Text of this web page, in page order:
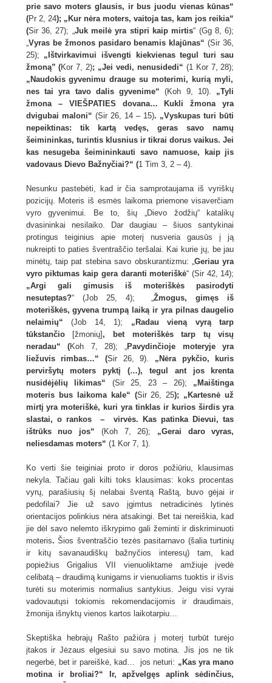
prie savo moters glausis, ir bus juodu vienas kūnas“
(Pr 2, 24); „Kur nėra moters, vaitoja tas, kam jos reikia“
(Sir 36, 27); „Juk meilė yra stipri kaip mirtis“ (Gg 8, 6);
„Vyras be žmonos pasidaro benamis klajūnas“ (Sir 36,
25); „Ištvirkavimui išvengti kiekvienas tegul turi sau
žmoną” (Kor 7, 2); „Jei vedi, nenusidedi“ (1 Kor 7, 28);
„Naudokis gyvenimu drauge su moterimi, kurią myli,
nes tai yra tavo dalis gyvenime“(Koh 9, 10). „Tyli
žmona – VIEŠPATIES dovana… Kukli žmona yra
dvigubai maloni“ (Sir 26, 14 – 15). „Vyskupas turi būti
nepeiktinas: tik kartą vedęs, geras savo namų
šeimininkas, turintis klusnius ir tikrai dorus vaikus. Jei
kas nesugeba šeimininkauti savo namuose, kaip jis
vadovaus Dievo Bažnyčiai?“ (1 Tim 3, 2 – 4).
Nesunku pastebėti, kad ir čia samprotaujama iš vyriškų
pozicijų. Moteris iš esmės laikoma priemone visaverčiam
vyro gyvenimui. Be to, šių „Dievo žodžių“ katalikų
dvasininkai nesilaiko. Dar daugiau – šiuos santykinai
protingus teiginius apie moterį nusveria gausūs į ją
nukreipti to paties šventraščio teršalai. Kai kurie jų, be jau
minėtų, taip pat stebina savo obskurantizmu: „Geriau yra
vyro piktumas kaip gera daranti moteriškė“ (Sir 42, 14);
„Argi gali gimusis iš moteriškės pasirodyti
nesuteptas?“ (Job 25, 4); „Žmogus, gimęs iš
moteriškės, gyvena trumpą laiką ir yra pilnas daugelio
nelaimių“(Job 14, 1); „Radau vieną vyrą tarp
tūkstančio
[žmonių] , bet moteriškės tarp tų visų
neradau“ (Koh 7, 28); „Pavydinčioje moteryje yra
liežuvis rimbas…“ (Sir 26, 9). „Nėra pykčio, kuris
perviršytų moters pyktį (…), tegul ant jos krenta
nusidėjėlių likimas“ (Sir 25, 23 – 26); „Maištinga
moteris bus laikoma kale“ (Sir 26, 25); „Kartesnė už
mirtį yra moteriškė, kuri yra tinklas ir kurios širdis yra
slastai, o rankos – virvės. Kas patinka Dievui, tas
ištrūks nuo jos“ (Koh 7, 26); „Gerai daro vyras,
neliesdamas moters“ (1 Kor 7, 1).
Ko verti šie teiginiai proto ir doros požiūriu, klausimas
nekyla. Tačiau gali kilti toks klausimas: koks procentas
vyrų, parašiusių šį nelabai šventą Raštą, buvo gėjai ir
pedofilai? Jie už savo įgimtus netradicinės lytinės
orientacijos polinkius nėra atsakingi. Bet tai nereiškia, kad
jie dėl savo nelemto iškrypimo gali žeminti ir diskriminuoti
moteris.Šios šventraščio tezės pasitarnavo (šalia turtinių
ir kitų savanaudiškų bažnyčios interesų) tam, kad
popiežius Grigalius VII vienuoliktame amžiuje įvedė
celibatą – draudimą kunigams ir vienuoliams tuoktis ir išvis
turėti su moterimis normalius santykius. Jeigu visi vyrai
vadovautųsi tokiomis rekomendacijomis ir draudimais,
žmonija išnyktų vienos kartos laikotarpiu…
Skeptiška hebrajų Rašto pažiūra į moterį turbūt turėjo
įtakos ir Jėzaus elgesiui su savo motina. Jis jos ne tik
negerbė, bet ir pareiškė, kad… jos neturi: „Kas yra mano
motina ir broliai?“ Ir, apžvelgęs aplink sėdinčius,